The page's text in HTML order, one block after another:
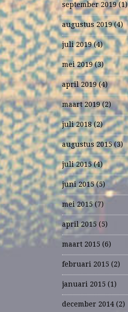
september 2019(1)
augustus 2019(4)
juli 2019(4)
mei 2019(3)
april 2019(4)
maart 2019(2)
juli 2018(2)
augustus 2015(3)
juli 2015(4)
juni 2015(5)
mei 2015(7)
april 2015 (5)
maart 2015 (6)
februari 2015 (2)
januari 2015 (1)
december 2014 (2)